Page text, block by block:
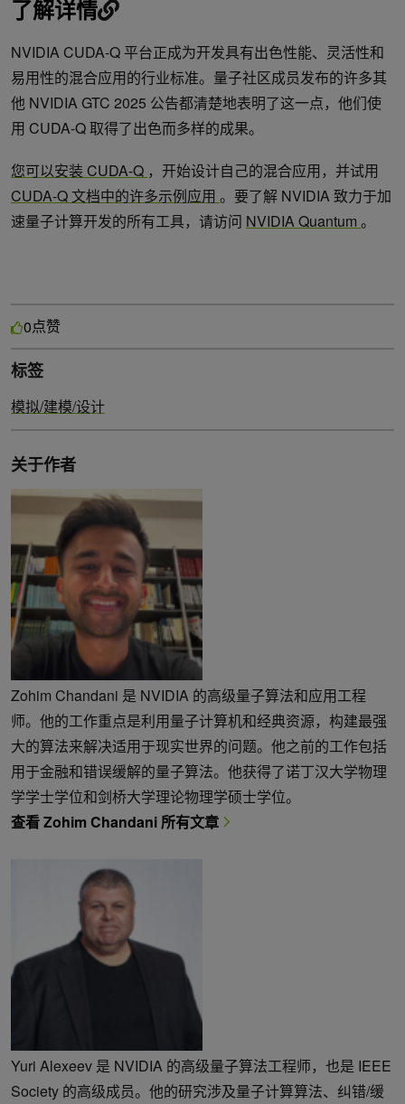
了解详情
NVIDIA CUDA-Q 平台正成为开发具有出色性能、灵活性和
易用性的混合应用的行业标准。量子社区成员发布的许多其
他 NVIDIA GTC 2025 公告都清楚地表明了这一点，他们使
用 CUDA-Q 取得了出色而多样的成果。
您可以安装 CUDA-Q ，开始设计自己的混合应用，并试用
CUDA-Q 文档中的许多示例应用 。要了解 NVIDIA 致力于加
速量子计算开发的所有工具，请访问 NVIDIA Quantum 。
0点赞
标签
模拟/建模/设计
关于作者
Zohim Chandani 是 NVIDIA 的高级量子算法和应用工程
师。他的工作重点是利用量子计算机和经典资源，构建最强
大的算法来解决适用于现实世界的问题。他之前的工作包括
用于金融和错误缓解的量子算法。他获得了诺丁汉大学物理
学学士学位和剑桥大学理论物理学硕士学位。
查看 Zohim Chandani 所有文章
Yuri Alexeev 是 NVIDIA 的高级量子算法工程师，也是 IEEE
Society 的高级成员。他的研究涉及量子计算算法、纠错/缓